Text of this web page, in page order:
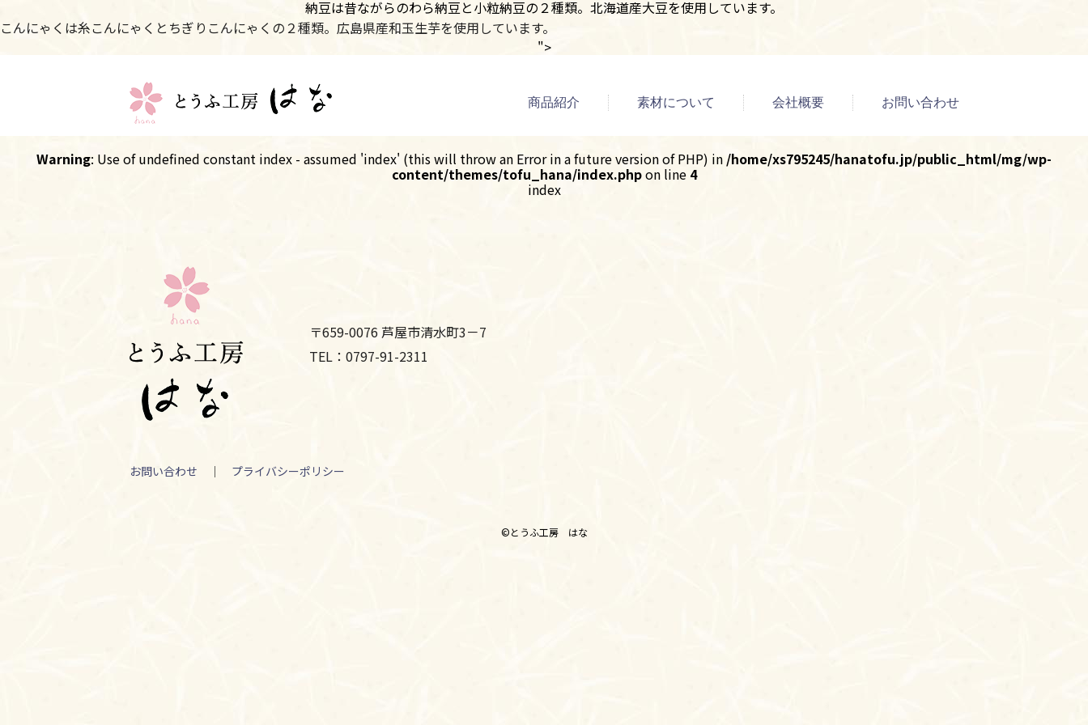
納豆は昔ながらのわら納豆と小粒納豆の２種類。北海道産大豆を使用しています。
こんにゃくは糸こんにゃくとちぎりこんにゃくの２種類。広島県産和玉生芋を使用しています。
">
商品紹介 素材について 会社概要 お問い合わせ
Warning: Use of undefined constant index - assumed 'index' (this will throw an Error in a future version of PHP) in /home/xs795245/hanatofu.jp/public_html/mg/wp-
content/themes/tofu_hana/index.phpon line 4
index
〒659-0076 芦屋市清水町3－7
TEL：0797-91-2311
お問い合わせ ｜ プライバシーポリシー
©とうふ工房 はな